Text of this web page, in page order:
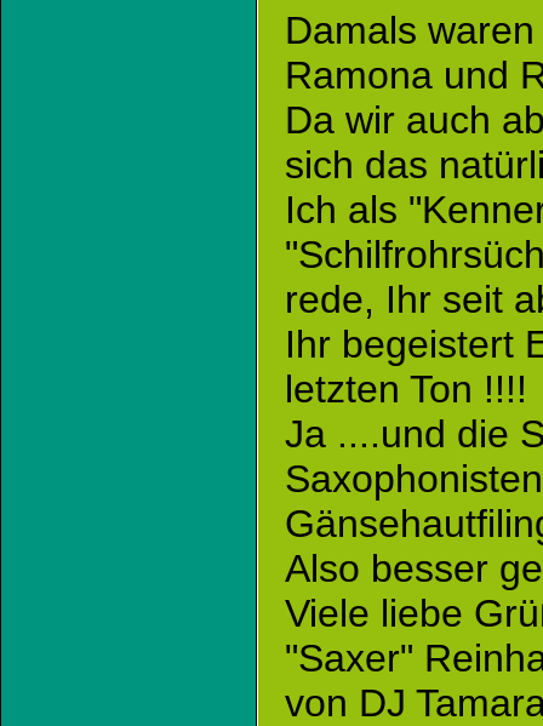
Damals
Ramona und
Da wir auch
sich das
Ich als
rede, Ihr seit
Ihr begeistert
letzten Ton !!!!
Ja ....und die
Also besser
Viele liebe
"Saxer"
von DJ